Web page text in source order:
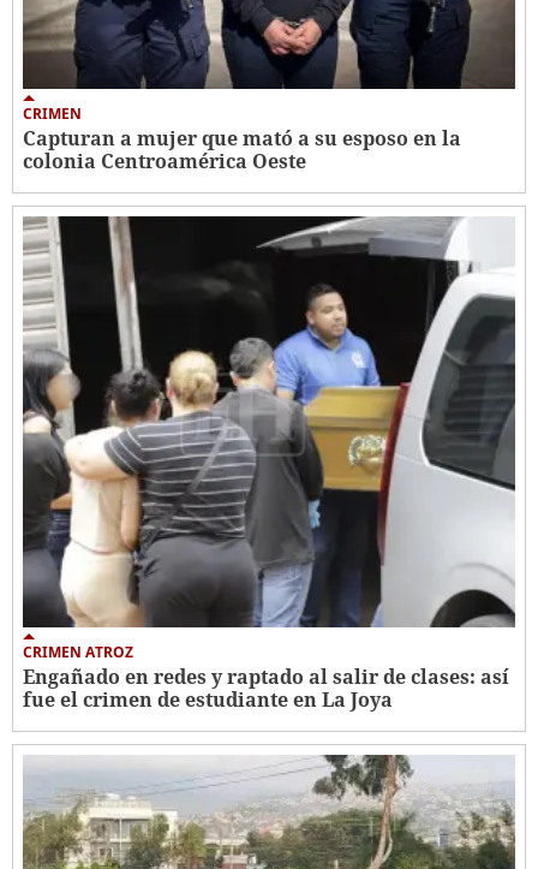
CRIMEN
Capturan a mujer que mató a su esposo en la
colonia Centroamérica Oeste
CRIMEN ATROZ
Engañado en redes y raptado al salir de clases: así
fue el crimen de estudiante en La Joya